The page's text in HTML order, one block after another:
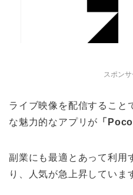
スポン
ライブ映像を配信すること
な魅力的なアプリが 「
副業にも最適とあって利用
り、人気が急上昇していま